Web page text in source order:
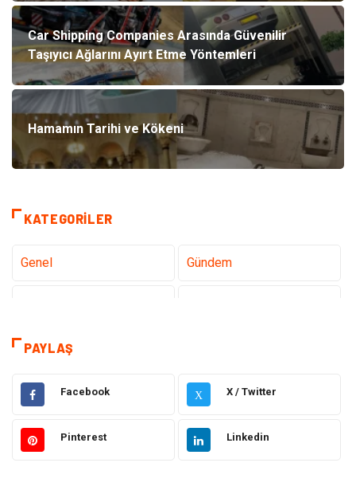
Car Shipping Companies Arasında Güvenilir
Taşıyıcı Ağlarını Ayırt Etme Yöntemleri
Hamamın Tarihi ve Kökeni
KATEGORILER
Genel Gündem
Sağlık
Eğitim Hukuk
Otomotiv Elektrik & Elektronik
PAYLAŞ
Facebook X X / Twitter
Pinterest Linkedin